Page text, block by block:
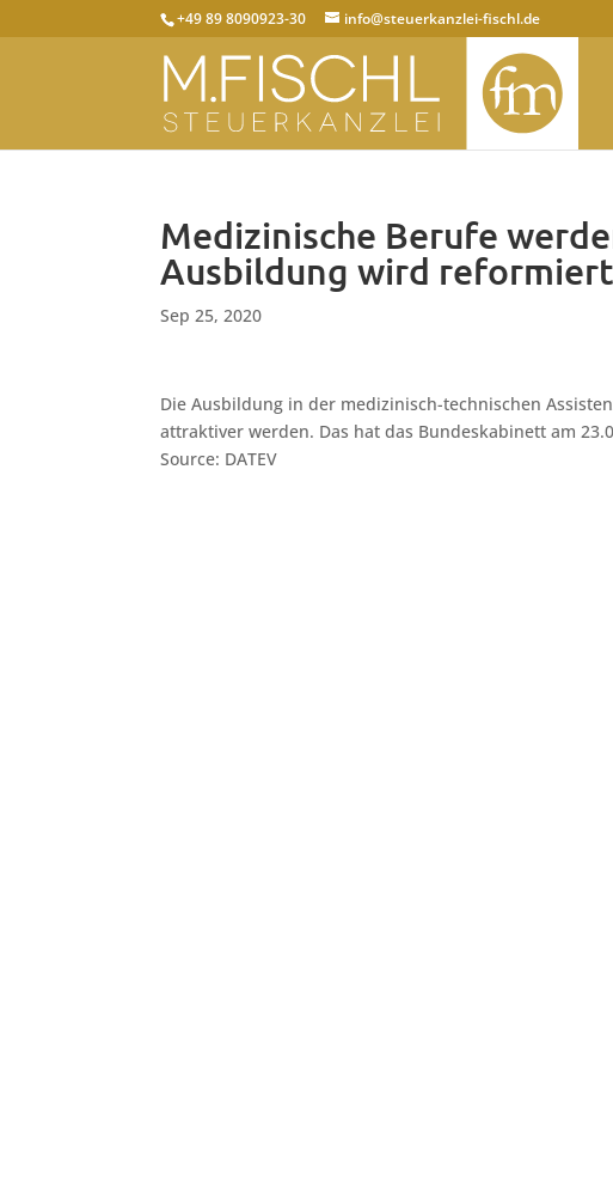
+49 89 8090923-30 info@steuerkanzlei-fischl.de
Medizinische Berufe
Ausbildung wird reformiert
Sep 25, 2020
Die Ausbildung in der medizinisch-technischen
attraktiver werden. Das hat das Bundeskabinett am
Source: DATEV